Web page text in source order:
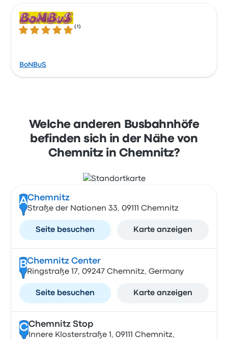
5.0 von 5 Sternen
(1 )
BoNBuS
Welche anderen Busbahnhöfe
befinden sich in der Nähe von
Chemnitz in Chemnitz?
AChemnitz
Straße der Nationen 33, 09111 Chemnitz
Seite besuchen Karte anzeigen
BChemnitz Center
Ringstraße 17, 09247 Chemnitz, Germany
Seite besuchen Karte anzeigen
CChemnitz Stop
Innere Klosterstraße 1, 09111 Chemnitz,